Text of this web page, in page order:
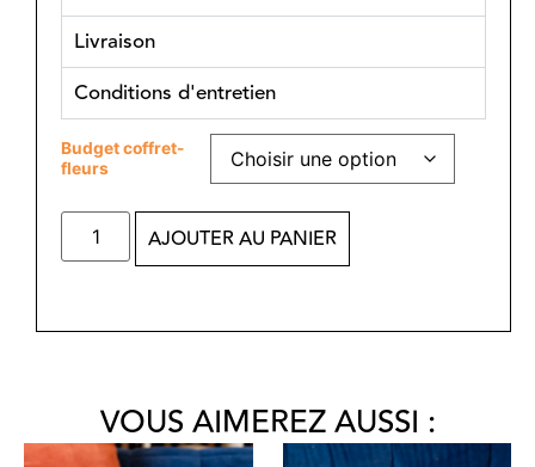
Livraison
Conditions d'entretien
Budget coffret-
fleurs
AJOUTER AU PANIER
VOUS AIMEREZ AUSSI :